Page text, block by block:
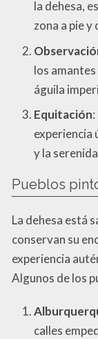
la dehesa,
zona a pie
los amantes
águila
Equitación
experiencia
y la
Pueblos
La dehesa está
conservan su
experiencia
Algunos de los
calles